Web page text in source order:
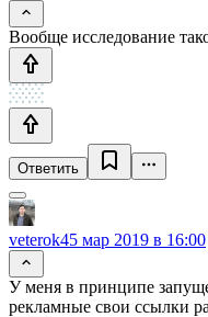
Вообще исследование
Ответить
veterok45 мар 2019 в 16:00
У меня в принципе
рекламные свои ссылки